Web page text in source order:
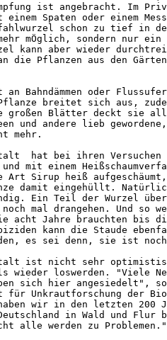
ist angebracht. Im
Spaten oder einem
schon zu tief in den
mÖglich, sondern nur ein
kann aber wieder
die Pflanzen aus den
Bahndämmen oder
breitet sich aus,
großen Blätter deckt sie
und andere lieb
mehr.
hat bei ihren Versuchen
und mit einem
Art Sirup heiß
damit eingehüllt.
Ein Teil der Wurzel
noch mal drangehen. Und so
acht Jahre brauchten bis
kann die Staude
es sei denn, sie ist
ist nicht sehr
wieder loswerden. "Viele
sich hier angesiedelt",
für Unkrautforschung der
wir in den letzten 200
in Wald und Flur
alle werden zu